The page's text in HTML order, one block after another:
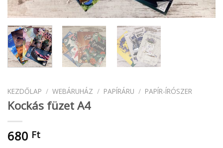
KEZDŐLAP / WEBÁRUHÁZ / PAPÍRÁRU / PAPÍR-ÍRÓSZER
Kockás füzet A4
680 Ft